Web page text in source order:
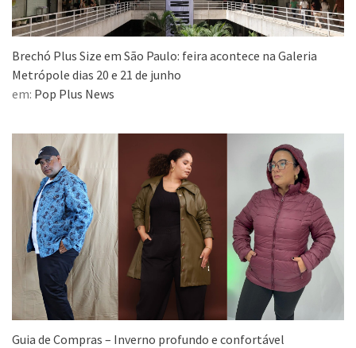
Brechó Plus Size em São Paulo: feira acontece na Galeria
Metrópole dias 20 e 21 de junho
em: Pop Plus News
Guia de Compras – Inverno profundo e confortável